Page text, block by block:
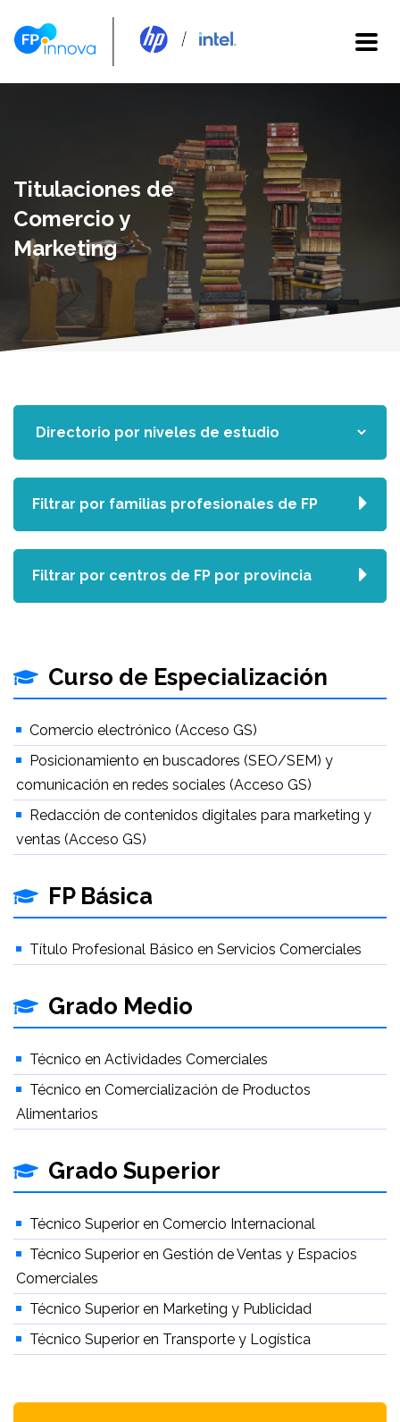
Titulaciones de
Comercio y
Marketing
Curso de Especialización
Comercio electrónico (Acceso GS)
Posicionamiento en buscadores (SEO/SEM) y
comunicación en redes sociales (Acceso GS)
Redacción de contenidos digitales para marketing y
ventas (Acceso GS)
FP Básica
Título Profesional Básico en Servicios Comerciales
Grado Medio
Técnico en Actividades Comerciales
Técnico en Comercialización de Productos
Alimentarios
Grado Superior
Técnico Superior en Comercio Internacional
Técnico Superior en Gestión de Ventas y Espacios
Comerciales
Técnico Superior en Marketing y Publicidad
Técnico Superior en Transporte y Logística
Filtrar por familias profesionales de FP
Filtrar por centros de FP por provincia